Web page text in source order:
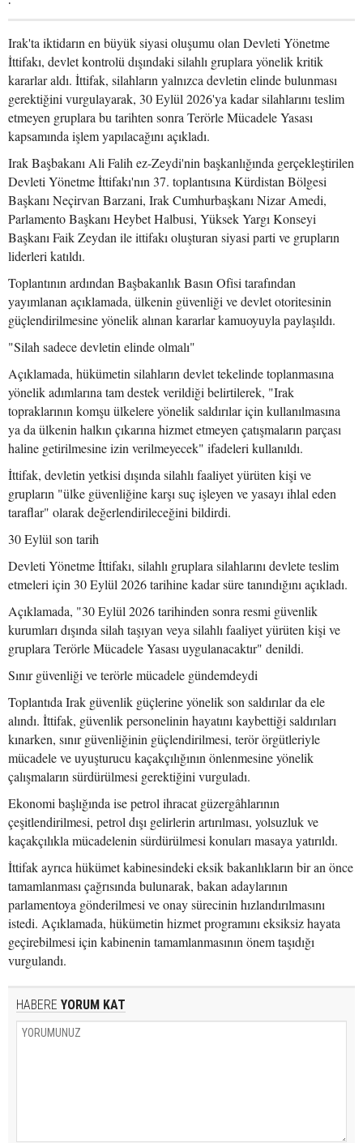
Irak'ta iktidarın en büyük siyasi oluşumu olan Devleti Yönetme
İttifakı, devlet kontrolü dışındaki silahlı gruplara yönelik kritik
kararlar aldı. İttifak, silahların yalnızca devletin elinde bulunması
gerektiğini vurgulayarak, 30 Eylül 2026'ya kadar silahlarını teslim
etmeyen gruplara bu tarihten sonra Terörle Mücadele Yasası
kapsamında işlem yapılacağını açıkladı.
Irak Başbakanı Ali Falih ez-Zeydi'nin başkanlığında gerçekleştirilen
Devleti Yönetme İttifakı'nın 37. toplantısına Kürdistan Bölgesi
Başkanı Neçirvan Barzani, Irak Cumhurbaşkanı Nizar Amedi,
Parlamento Başkanı Heybet Halbusi, Yüksek Yargı Konseyi
Başkanı Faik Zeydan ile ittifakı oluşturan siyasi parti ve grupların
liderleri katıldı.
Toplantının ardından Başbakanlık Basın Ofisi tarafından
yayımlanan açıklamada, ülkenin güvenliği ve devlet otoritesinin
güçlendirilmesine yönelik alınan kararlar kamuoyuyla paylaşıldı.
"Silah sadece devletin elinde olmalı"
Açıklamada, hükümetin silahların devlet tekelinde toplanmasına
yönelik adımlarına tam destek verildiği belirtilerek, "Irak
topraklarının komşu ülkelere yönelik saldırılar için kullanılmasına
ya da ülkenin halkın çıkarına hizmet etmeyen çatışmaların parçası
haline getirilmesine izin verilmeyecek" ifadeleri kullanıldı.
İttifak, devletin yetkisi dışında silahlı faaliyet yürüten kişi ve
grupların "ülke güvenliğine karşı suç işleyen ve yasayı ihlal eden
taraflar" olarak değerlendirileceğini bildirdi.
30 Eylül son tarih
Devleti Yönetme İttifakı, silahlı gruplara silahlarını devlete teslim
etmeleri için 30 Eylül 2026 tarihine kadar süre tanındığını açıkladı.
Açıklamada, "30 Eylül 2026 tarihinden sonra resmi güvenlik
kurumları dışında silah taşıyan veya silahlı faaliyet yürüten kişi ve
gruplara Terörle Mücadele Yasası uygulanacaktır" denildi.
Sınır güvenliği ve terörle mücadele gündemdeydi
Toplantıda Irak güvenlik güçlerine yönelik son saldırılar da ele
alındı. İttifak, güvenlik personelinin hayatını kaybettiği saldırıları
kınarken, sınır güvenliğinin güçlendirilmesi, terör örgütleriyle
mücadele ve uyuşturucu kaçakçılığının önlenmesine yönelik
çalışmaların sürdürülmesi gerektiğini vurguladı.
Ekonomi başlığında ise petrol ihracat güzergâhlarının
çeşitlendirilmesi, petrol dışı gelirlerin artırılması, yolsuzluk ve
kaçakçılıkla mücadelenin sürdürülmesi konuları masaya yatırıldı.
İttifak ayrıca hükümet kabinesindeki eksik bakanlıkların bir an önce
tamamlanması çağrısında bulunarak, bakan adaylarının
parlamentoya gönderilmesi ve onay sürecinin hızlandırılmasını
istedi. Açıklamada, hükümetin hizmet programını eksiksiz hayata
geçirebilmesi için kabinenin tamamlanmasının önem taşıdığı
vurgulandı.
HABERE YORUM KAT